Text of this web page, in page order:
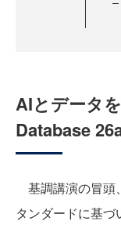
AIとデータ
Database
基調講演の冒頭
タンダードに基づ